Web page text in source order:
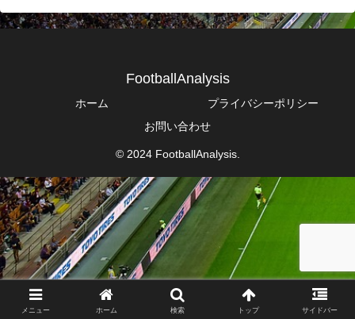
FootballAnalysis
ホーム
プライバシーポリシー
お問い合わせ
© 2024 FootballAnalysis.
メニュー ホーム 検索 トップ サイドバー